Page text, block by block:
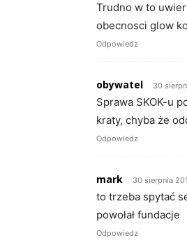
Trudno w to
obecnosci glow
Odpowiedz
obywatel 30
Sprawa SKOK-u
kraty, chyba że
Odpowiedz
mark 30 sierpnia
to trzeba spytać
powołał fundacje
Odpowiedz